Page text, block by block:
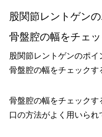
股関節レントゲン
骨盤腔の幅をチェ
股関節レントゲンのポイ
骨盤腔の幅をチェックす
骨盤腔の幅をチェックす
口の方法がよく用いられ